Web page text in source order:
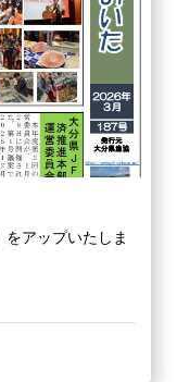
をアップいたしま